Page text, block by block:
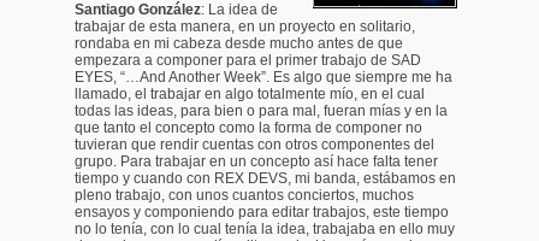
Santiago González: La idea de
trabajar de esta manera, en un proyecto en solitario,
rondaba en mi cabeza desde mucho antes de que
empezara a componer para el primer trabajo de SAD
EYES, “…And Another Week”. Es algo que siempre me ha
llamado, el trabajar en algo totalmente mío, en el cual
todas las ideas, para bien o para mal, fueran mías y en la
que tanto el concepto como la forma de componer no
tuvieran que rendir cuentas con otros componentes del
grupo. Para trabajar en un concepto así hace falta tener
tiempo y cuando con REX DEVS, mi banda, estábamos en
pleno trabajo, con unos cuantos conciertos, muchos
ensayos y componiendo para editar trabajos, este tiempo
no lo tenía, con lo cual tenía la idea, trabajaba en ello muy